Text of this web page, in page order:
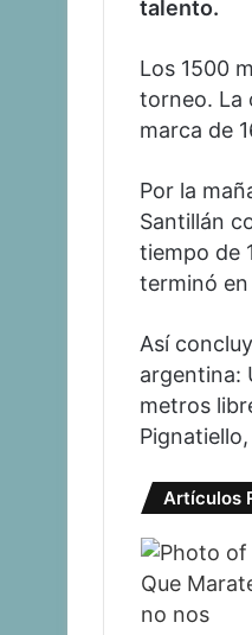
talento.
Los 1500
torneo. La
marca de
Por la
Santillán
tiempo de
terminó en
Así
argentina:
metros
Artículos